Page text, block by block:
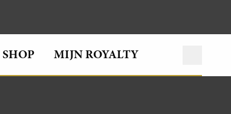
SHOP MIJN ROYALTY